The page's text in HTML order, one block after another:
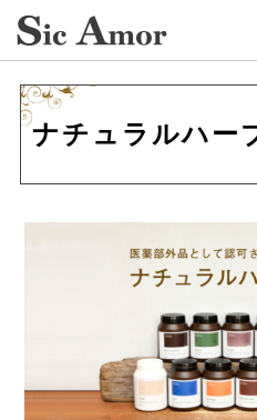
ナチュラルハー